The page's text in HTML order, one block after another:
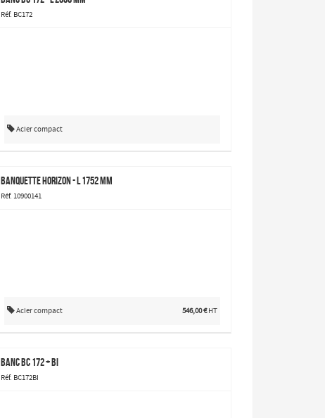
Réf. BC172
Acier compact
Banquette Horizon - L 1752 mm
Réf. 10900141
Acier compact 546,00 € HT
Banc BC 172 + BI
Réf. BC172BI